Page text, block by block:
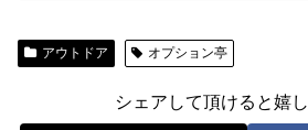
アウトドア オプション亭
シェアして頂けると嬉